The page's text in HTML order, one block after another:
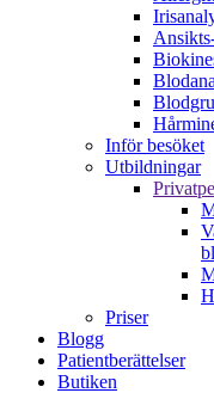
Inför besöket
Utbildningar
Priser
Blogg
Patientberättelser
Butiken